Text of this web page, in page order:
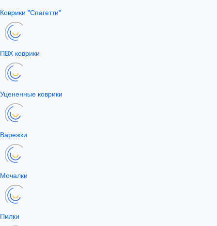
Коврики "Спагетти"
ПВХ коврики
Уцененные коврики
Варежки
Мочалки
Пилки